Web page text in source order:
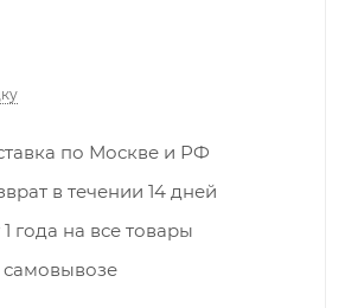
по Москве и РФ
в течении 14 дней
года на все товары